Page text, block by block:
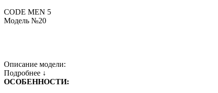
CODE MEN 5
Модель №20
Описание модели:
Подробнее ↓
ОСОБЕННОСТИ: